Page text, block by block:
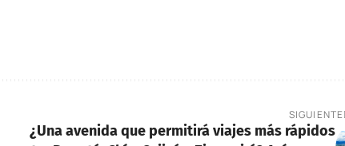
SIGUIENTE
¿Una avenida que permitirá viajes más rápidos